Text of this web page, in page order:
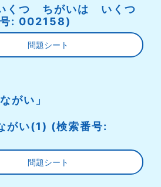
くつ ちがいは いくつ
: 002158)
問題シート
がい」
がい(1) (検索番号:
問題シート